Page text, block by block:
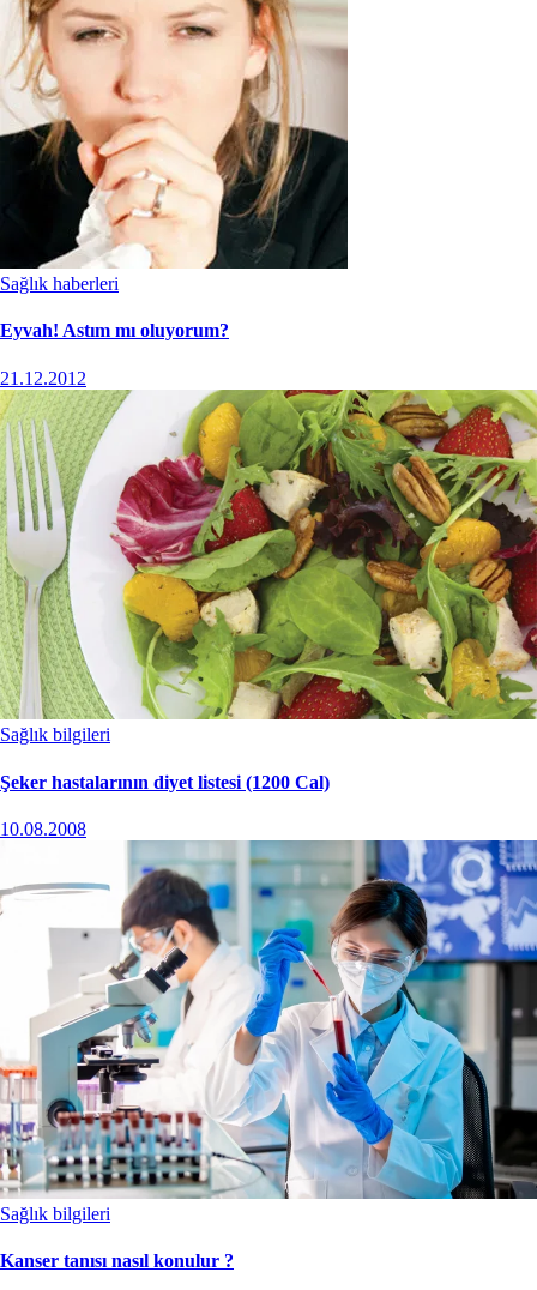
Sağlık haberleri
Eyvah! Astım mı oluyorum?
21.12.2012
Sağlık bilgileri
Şeker hastalarının diyet listesi (1200 Cal)
10.08.2008
Sağlık bilgileri
Kanser tanısı nasıl konulur ?